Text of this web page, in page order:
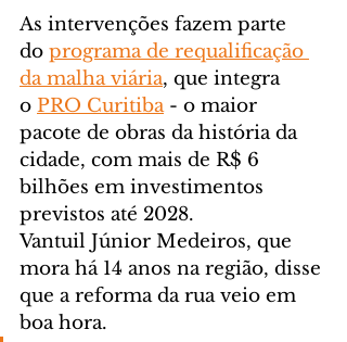
As intervenções fazem parte
do programa de requalificação
da malha viária, que integra
o PRO Curitiba - o maior
pacote de obras da história da
cidade, com mais de R$ 6
bilhões em investimentos
previstos até 2028.
Vantuil Júnior Medeiros, que
mora há 14 anos na região, disse
que a reforma da rua veio em
boa hora.